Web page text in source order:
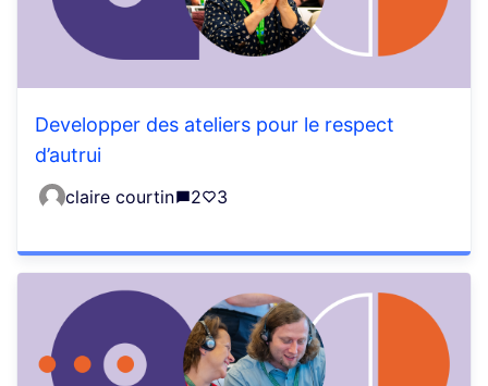
Developper des ateliers pour le respect
d’autrui
claire courtin 2 3